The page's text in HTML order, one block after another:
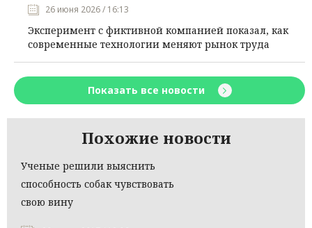
26 июня 2026 / 16:13
Эксперимент с фиктивной компанией показал, как
современные технологии меняют рынок труда
Показать все новости
Похожие новости
Ученые решили выяснить
способность собак чувствовать
свою вину